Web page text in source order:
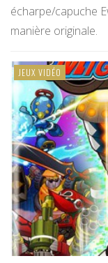
écharpe/capuche
manière originale.
JEUX VIDÉO